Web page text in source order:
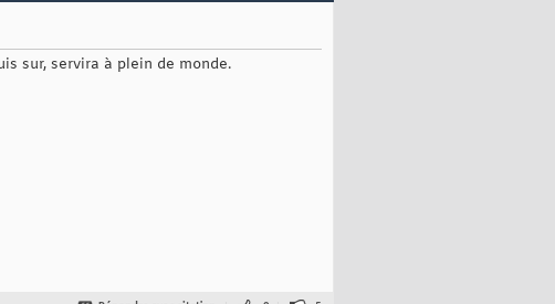
sur, servira à plein de monde.